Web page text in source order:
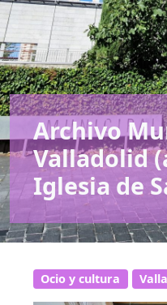
Archivo
Valladolid
Iglesia de
Ocio y cultura